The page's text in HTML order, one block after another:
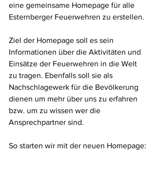
eine gemeinsame Homepage für alle
Esternberger Feuerwehren zu erstellen.
Ziel der Homepage soll es sein
Informationen über die Aktivitäten und
Einsätze der Feuerwehren in die Welt
zu tragen. Ebenfalls soll sie als
Nachschlagewerk für die Bevölkerung
dienen um mehr über uns zu erfahren
bzw. um zu wissen wer die
Ansprechpartner sind.
So starten wir mit der neuen Homepage: